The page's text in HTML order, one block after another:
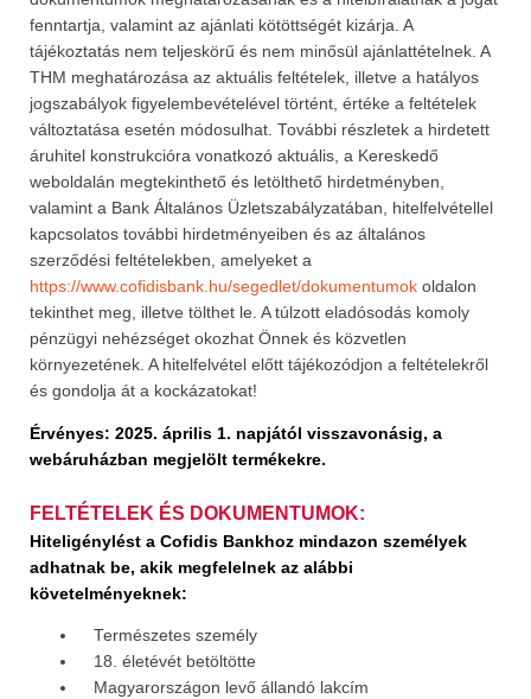
fenntartja, valamint az ajánlati kötöttségét kizárja. A
tájékoztatás nem teljeskörű és nem minősül ajánlattételnek. A
THM meghatározása az aktuális feltételek, illetve a hatályos
jogszabályok figyelembevételével történt, értéke a feltételek
változtatása esetén módosulhat. További részletek a hirdetett
áruhitel konstrukcióra vonatkozó aktuális, a Kereskedő
weboldalán megtekinthető és letölthető hirdetményben,
valamint a Bank Általános Üzletszabályzatában, hitelfelvétellel
kapcsolatos további hirdetményeiben és az általános
szerződési feltételekben, amelyeket a
https://www.cofidisbank.hu/segedlet/dokumentumok oldalon
tekinthet meg, illetve tölthet le. A túlzott eladósodás komoly
pénzügyi nehézséget okozhat Önnek és közvetlen
környezetének. A hitelfelvétel előtt tájékozódjon a feltételekről
és gondolja át a kockázatokat!
Érvényes: 2025. április 1. napjától visszavonásig, a
webáruházban megjelölt termékekre.
FELTÉTELEK ÉS DOKUMENTUMOK:
Hiteligénylést a Cofidis Bankhoz mindazon személyek
adhatnak be, akik megfelelnek az alábbi
követelményeknek:
Természetes személy
18. életévét betöltötte
Magyarországon levő állandó lakcím